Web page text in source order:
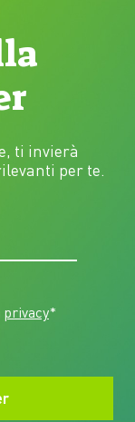
ti invierà
per te.
privacy*